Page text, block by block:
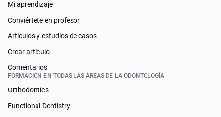
Mi aprendizaje
Conviértete en profesor
Artículos y estudios de casos
Crear artículo
Comentarios
FORMACIÓN EN TODAS LAS ÁREAS DE LA ODONTOLOGÍA
Orthodontics
Functional Dentistry